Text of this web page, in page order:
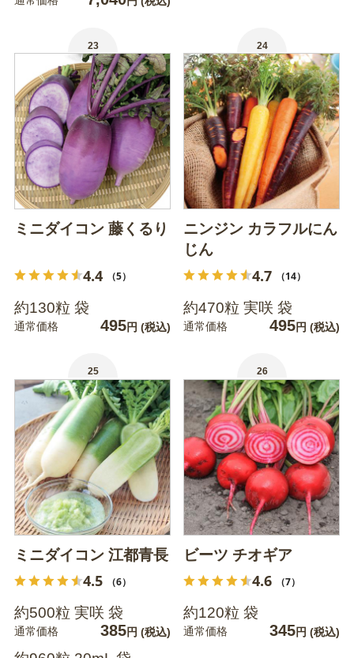
23
ミニダイコン 藤くるり
4.4 （5）
約130粒 袋
通常価格 495円 (税込)
24
ニンジン カラフルにん
じん
4.7 （14）
約470粒 実咲 袋
通常価格 495円 (税込)
25
ミニダイコン 江都青長
4.5 （6）
約500粒 実咲 袋
通常価格 385円 (税込)
26
ビーツ チオギア
4.6 （7）
約120粒 袋
通常価格 345円 (税込)